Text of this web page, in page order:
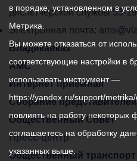
самоуправления
города
Владикавказ:
диспетчерской службы53-
Электронная почта:
Владикавказ
АМС
Интернет приемная
Собрание представителей
Общественный Совет
Пресс-центр
Общественный транспорт
в порядке, установленном в
Метрика.
Вы можете отказаться от
соответствующие настройки в
использовать инструмент —
https://yandex.ru/support/
повлиять на работу некоторых
соглашаетесь на обработку
указанных выше.